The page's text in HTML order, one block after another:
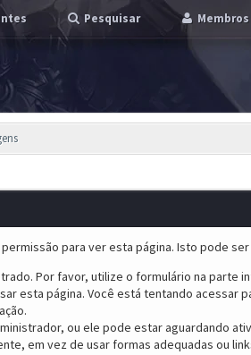
Pesquisar Membros
para ver esta página. Isto pode
Por favor, utilize o formulário na parte
esta página. Você está tentando acessar
ou ele pode estar aguardando
em vez de usar formas adequadas ou